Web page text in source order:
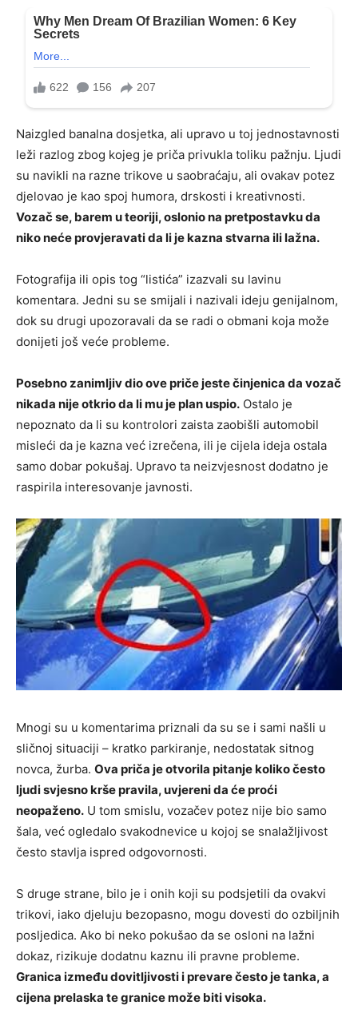
Naizgled banalna dosjetka, ali upravo u toj jednostavnosti
leži razlog zbog kojeg je priča privukla toliku pažnju. Ljudi
su navikli na razne trikove u saobraćaju, ali ovakav potez
djelovao je kao spoj humora, drskosti i kreativnosti.
Vozač se, barem u teoriji, oslonio na pretpostavku da
niko neće provjeravati da li je kazna stvarna ili lažna.
Fotografija ili opis tog “listića” izazvali su lavinu
komentara. Jedni su se smijali i nazivali ideju genijalnom,
dok su drugi upozoravali da se radi o obmani koja može
donijeti još veće probleme.
Posebno zanimljiv dio ove priče jeste činjenica da vozač
nikada nije otkrio da li mu je plan uspio. Ostalo je
nepoznato da li su kontrolori zaista zaobišli automobil
misleći da je kazna već izrečena, ili je cijela ideja ostala
samo dobar pokušaj. Upravo ta neizvjesnost dodatno je
raspirila interesovanje javnosti.
Mnogi su u komentarima priznali da su se i sami našli u
sličnoj situaciji – kratko parkiranje, nedostatak sitnog
novca, žurba. Ova priča je otvorila pitanje koliko često
ljudi svjesno krše pravila, uvjereni da će proći
neopaženo. U tom smislu, vozačev potez nije bio samo
šala, već ogledalo svakodnevice u kojoj se snalažljivost
često stavlja ispred odgovornosti.
S druge strane, bilo je i onih koji su podsjetili da ovakvi
trikovi, iako djeluju bezopasno, mogu dovesti do ozbiljnih
posljedica. Ako bi neko pokušao da se osloni na lažni
dokaz, rizikuje dodatnu kaznu ili pravne probleme.
Granica između dovitljivosti i prevare često je tanka, a
cijena prelaska te granice može biti visoka.